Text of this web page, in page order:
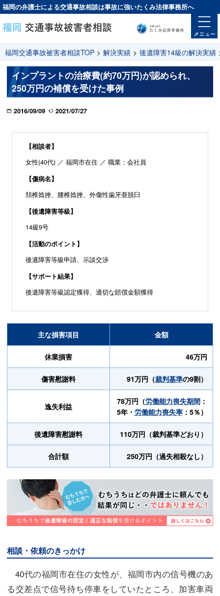
福岡の弁護士による交通事故相談は事故に強いたくみ法律事務所へ
福岡交通事故被害者相談TOP > 解決実績 > 後遺障害14級の解決実績
インプラントの治療費(約70万円)が認められ、
250万円の補償を受けた事例
2016/09/09 2021/07/27
【相談者】
女性(40代) ／ 福岡市在住 ／ 職業：会社員
【傷病名】
頚椎捻挫、腰椎捻挫、外傷性歯牙亜脱臼
【後遺障害等級】
14級9号
【活動のポイント】
後遺障害等級申請、示談交渉
【サポート結果】
後遺障害等級認定獲得、適切な賠償金額獲得
主な損害項目 金額
休業損害 46万円
傷害慰謝料 91万円（裁判基準の9割）
逸失利益
78万円（労働能力喪失期間：
5年・ 労働能力喪失率：5％）
後遺障害慰謝料 110万円（裁判基準どおり）
合計額 250万円（過失相殺なし）
相談・依頼のきっかけ
40代の福岡市在住の女性が、福岡市内の信号機のあ
る交差点で信号待ち停車をしていたところ、加害車両